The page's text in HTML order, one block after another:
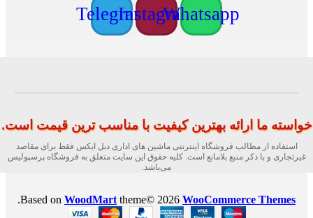
Whatsapp
Instagram
Telegram
خواسته ما ارائه بهترین کیفیت با مناسب ترین قیمت است.
استفاده از مطالب فروشگاه اینترنتی ماشین های اداری دبل ایکس فقط برای مقاصد
غیرتجاری و با ذکر منبع بلامانع است. کلیه حقوق این سایت متعلق به فروشگاه پرسپولیس
می‌باشد.
Based on WoodMart theme© 2026 WooCommerce Themes
.